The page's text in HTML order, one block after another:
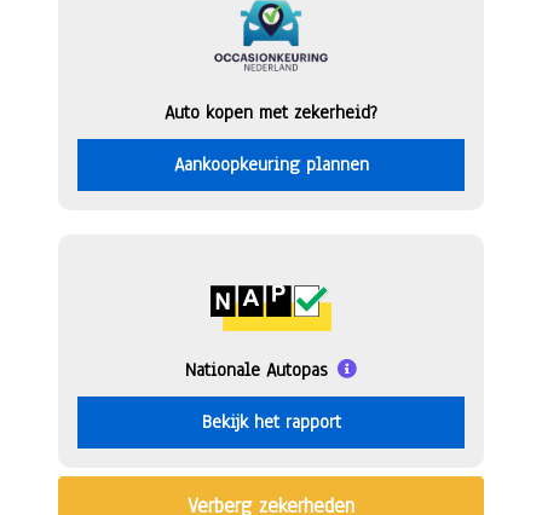
Auto kopen met zekerheid?
Aankoopkeuring plannen
Nationale Autopas
Bekijk het rapport
Verberg zekerheden